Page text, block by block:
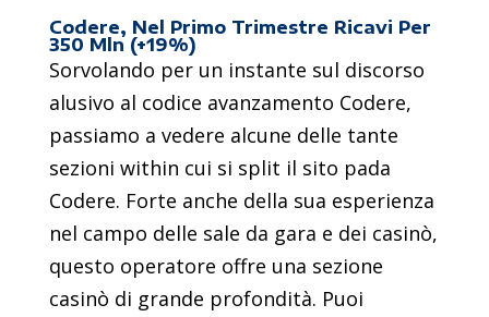
Codere, Nel Primo Trimestre Ricavi Per
350 Mln (+19%)
Sorvolando per un instante sul discorso
alusivo al codice avanzamento Codere,
passiamo a vedere alcune delle tante
sezioni within cui si split il sito pada
Codere. Forte anche della sua esperienza
nel campo delle sale da gara e dei casinò,
questo operatore offre una sezione
casinò di grande profondità. Puoi